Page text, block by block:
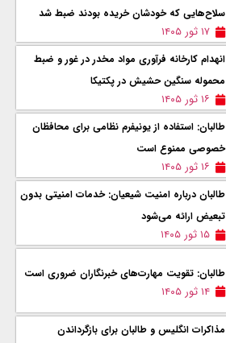
سلاح‌هایی که خودشان خریده بودند ضبط شد
۱۷ ثور ۱۴۰۵
انهدام کارخانه فرآوری مواد مخدر در غور و ضبط
محموله سنگین حشیش در پکتیکا
۱۶ ثور ۱۴۰۵
طالبان: استفاده از یونیفرم نظامی برای محافظان
خصوصی ممنوع است
۱۶ ثور ۱۴۰۵
طالبان درباره امنیت شیعیان: خدمات امنیتی بدون
تبعیض ارائه می‌شود
۱۵ ثور ۱۴۰۵
طالبان: تقویت مهارت‌های خبرنگاران ضروری است
۱۴ ثور ۱۴۰۵
مذاکرات انگلیس و طالبان برای بازگرداندن